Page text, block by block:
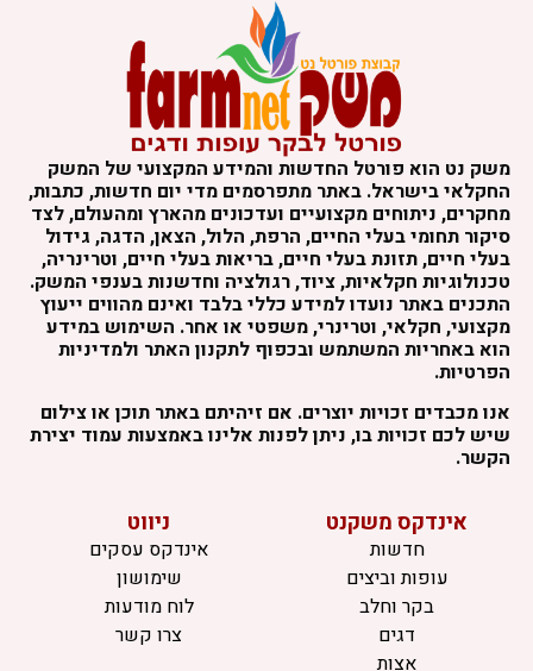
משק נט הוא פורטל החדשות והמידע המקצועי של המשק
החקלאי בישראל. באתר מתפרסמים מדי יום חדשות, כתבות,
מחקרים, ניתוחים מקצועיים ועדכונים מהארץ ומהעולם, לצד
סיקור תחומי בעלי החיים, הרפת, הלול, הצאן, הדגה, גידול
בעלי חיים, תזונת בעלי חיים, בריאות בעלי חיים, וטרינריה,
טכנולוגיות חקלאיות, ציוד, רגולציה וחדשנות בענפי המשק.
התכנים באתר נועדו למידע כללי בלבד ואינם מהווים ייעוץ
מקצועי, חקלאי, וטרינרי, משפטי או אחר. השימוש במידע
הוא באחריות המשתמש ובכפוף לתקנון האתר ולמדיניות
הפרטיות.
אנו מכבדים זכויות יוצרים. אם זיהיתם באתר תוכן או צילום
שיש לכם זכויות בו, ניתן לפנות אלינו באמצעות עמוד יצירת
הקשר.
אינדקס משקנט
חדשות
עופות וביצים
בקר וחלב
דגים
אצות
ניווט
אינדקס עסקים
שימושון
לוח מודעות
צרו קשר